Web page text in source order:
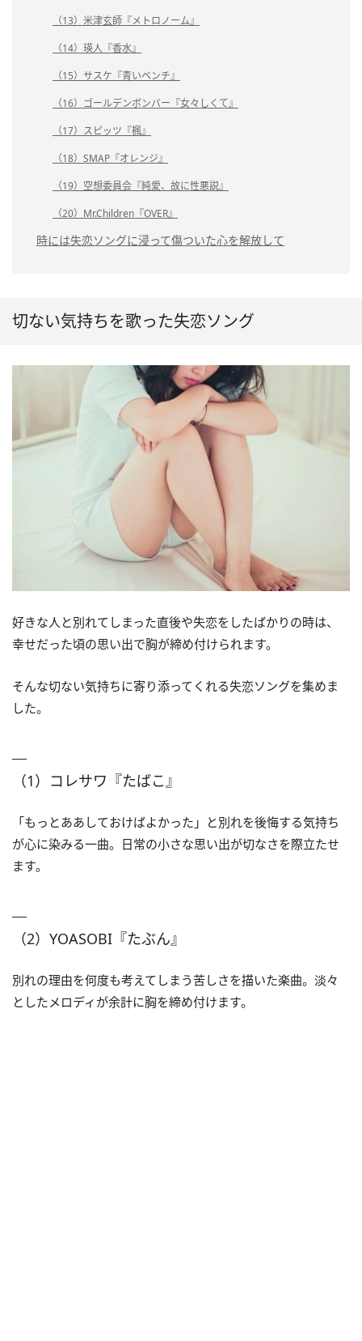
（13）米津玄師『メトロノーム』
（14）瑛人『香水』
（15）サスケ『青いベンチ』
（16）ゴールデンボンバー『女々しくて』
（17）スピッツ『楓』
（18）SMAP『オレンジ』
（19）空想委員会『純愛、故に性悪説』
（20）Mr.Children『OVER』
時には失恋ソングに浸って傷ついた心を解放して
切ない気持ちを歌った失恋ソング
好きな人と別れてしまった直後や失恋をしたばかりの時は、
幸せだった頃の思い出で胸が締め付けられます。
そんな切ない気持ちに寄り添ってくれる失恋ソングを集めま
した。
（1）コレサワ『たばこ』
「もっとああしておけばよかった」と別れを後悔する気持ち
が心に染みる一曲。日常の小さな思い出が切なさを際立たせ
ます。
（2）YOASOBI『たぶん』
別れの理由を何度も考えてしまう苦しさを描いた楽曲。淡々
としたメロディが余計に胸を締め付けます。